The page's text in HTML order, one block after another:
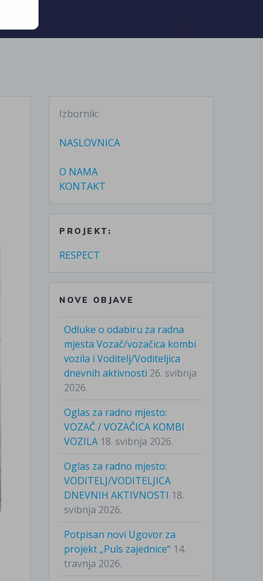
Izbornik:
NASLOVNICA
O NAMA
KONTAKT
PROJEKT:
RESPECT
NOVE OBJAVE
Odluke o odabiru za radna
mjesta Vozač/vozačica kombi
vozila i Voditelj/Voditeljica
dnevnih aktivnosti 26. svibnja
2026.
Oglas za radno mjesto:
VOZAČ / VOZAČICA KOMBI
VOZILA 18. svibnja 2026.
Oglas za radno mjesto:
VODITELJ/VODITELJICA
DNEVNIH AKTIVNOSTI 18.
svibnja 2026.
Potpisan novi Ugovor za
projekt „Puls zajednice“ 14.
travnja 2026.